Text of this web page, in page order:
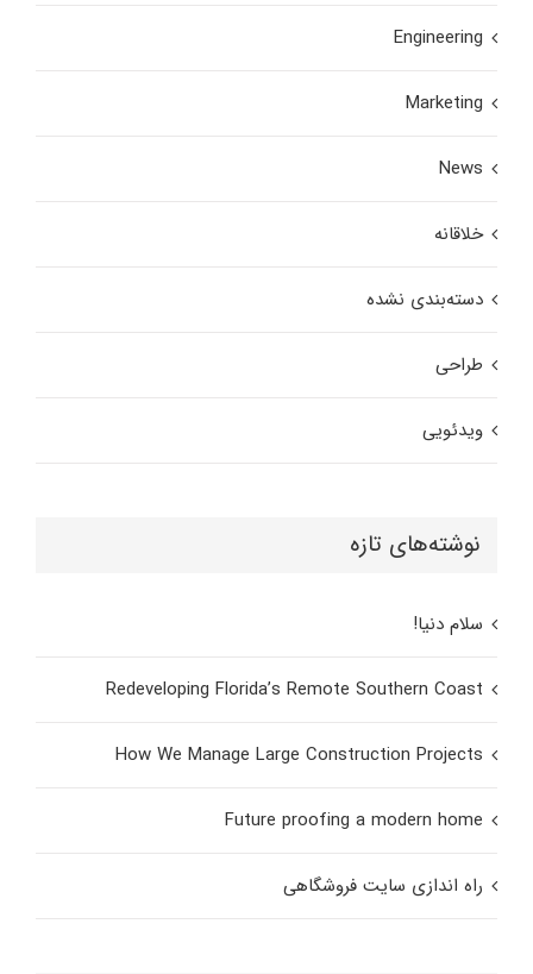
Engineering
Marketing
News
خلاقانه
دسته‌بندی نشده
طراحی
ویدئویی
نوشته‌های تازه
سلام دنیا!
Redeveloping Florida’s Remote Southern Coast
How We Manage Large Construction Projects
Future proofing a modern home
راه اندازی سایت فروشگاهی